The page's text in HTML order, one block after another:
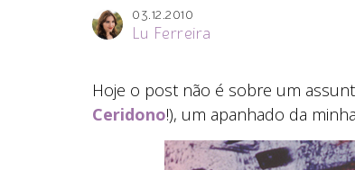
03.12.2010
Lu Ferreira
Hoje o post não é sobre um
Ceridono!), um apanhado da